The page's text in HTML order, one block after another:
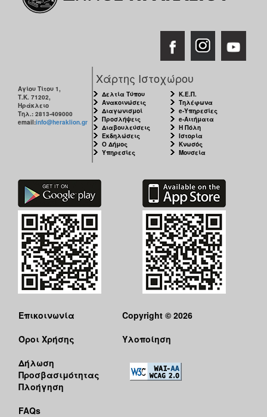
Αγίου Τίτου 1,
Τ.Κ. 71202,
Ηράκλειο
Τηλ.: 2813-409000
email:info@heraklion.gr
Χάρτης Ιστοχώρου
Δελτία Τύπου
Ανακοινώσεις
Διαγωνισμοί
Προσλήψεις
Διαβουλεύσεις
Εκδηλώσεις
Ο Δήμος
Υπηρεσίες
Κ.Ε.Π.
Τηλέφωνα
e-Υπηρεσίες
e-Αιτήματα
Η Πόλη
Ιστορία
Κνωσός
Μουσεία
Επικοινωνία
Όροι Χρήσης
Δήλωση
Προσβασιμότητας
Πλοήγηση
FAQs
Copyright © 2026
Υλοποίηση